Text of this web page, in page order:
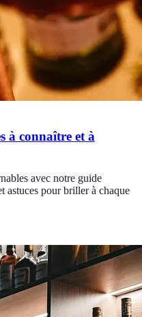
à connaître et à
avec notre guide
astuces pour briller à chaque